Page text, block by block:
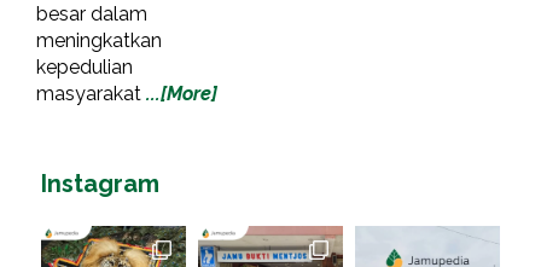
besar dalam
meningkatkan
kepedulian
masyarakat ...[More]
Instagram